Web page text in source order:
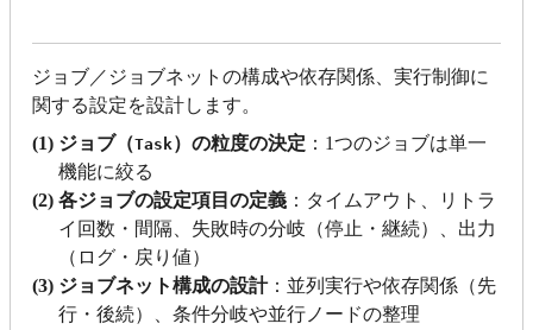
ジョブ／ジョブネットの構成や依存関係、実行制御に
関する設定を設計します。
(1) ジョブ（Task ）の粒度の決定 ：1つのジョブは単一
機能に絞る
(2) 各ジョブの設定項目の定義 ：タイムアウト、リトラ
イ回数・間隔、失敗時の分岐（停止・継続）、出力
（ログ・戻り値）
(3) ジョブネット構成の設計：並列実行や依存関係（先
行・後続）、条件分岐や並行ノードの整理